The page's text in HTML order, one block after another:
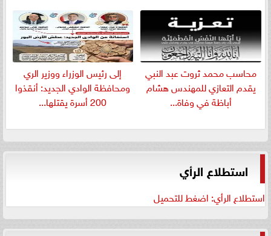
​محاسب محمد ثروت عبد النبي
يقدم التعازي للمهندس هشام
أباظة في وفاة...
إلى رئيس الوزراء ووزير الري
ومحافظة الوادي الجديد: أنقذوا
200 أسرة يقتلها...
استطلاع الرأي
استطلاع الرأي: اضغط للتحميل